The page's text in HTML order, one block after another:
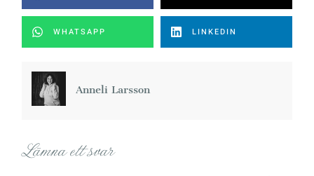
WHATSAPP LINKEDIN
Anneli Larsson
Lämna ett svar